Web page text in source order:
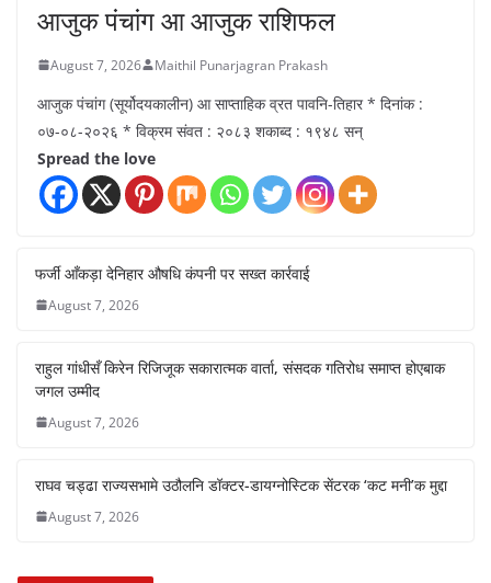
आजुक पंचांग आ आजुक राशिफल
August 7, 2026 Maithil Punarjagran Prakash
आजुक पंचांग (सूर्योदयकालीन) आ साप्ताहिक व्रत पावनि-तिहार * दिनांक :
०७-०८-२०२६ * विक्रम संवत : २०८३ शकाब्द : १९४८ सन्
Spread the love
फर्जी आँकड़ा देनिहार औषधि कंपनी पर सख्त कार्रवाई
August 7, 2026
राहुल गांधीसँ किरेन रिजिजूक सकारात्मक वार्ता, संसदक गतिरोध समाप्त होएबाक
जगल उम्मीद
August 7, 2026
राघव चड्ढा राज्यसभामे उठौलनि डॉक्टर-डायग्नोस्टिक सेंटरक ‘कट मनी’क मुद्दा
August 7, 2026